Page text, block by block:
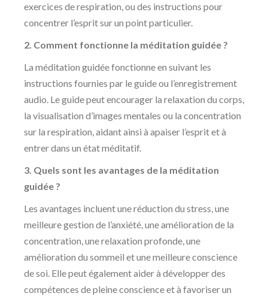
exercices de respiration, ou des instructions pour
concentrer l’esprit sur un point particulier.
2. Comment fonctionne la méditation guidée ?
La méditation guidée fonctionne en suivant les
instructions fournies par le guide ou l’enregistrement
audio. Le guide peut encourager la relaxation du corps,
la visualisation d’images mentales ou la concentration
sur la respiration, aidant ainsi à apaiser l’esprit et à
entrer dans un état méditatif.
3. Quels sont les avantages de la méditation
guidée ?
Les avantages incluent une réduction du stress, une
meilleure gestion de l’anxiété, une amélioration de la
concentration, une relaxation profonde, une
amélioration du sommeil et une meilleure conscience
de soi. Elle peut également aider à développer des
compétences de pleine conscience et à favoriser un